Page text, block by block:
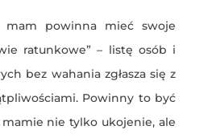
mam powinna mieć swoje
ratunkowe” – listę osób i
bez wahania zgłasza się z
Powinny to być
nie tylko ukojenie, ale